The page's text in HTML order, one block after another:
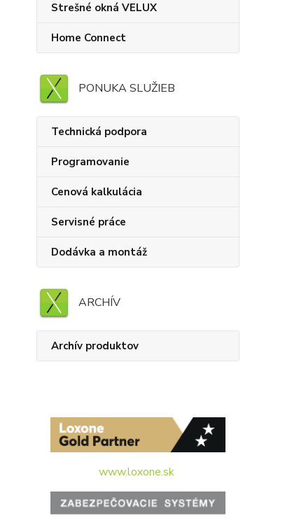
Strešné okná VELUX
Home Connect
PONUKA SLUŽIEB
Technická podpora
Programovanie
Cenová kalkulácia
Servisné práce
Dodávka a montáž
ARCHÍV
Archív produktov
www.loxone.sk